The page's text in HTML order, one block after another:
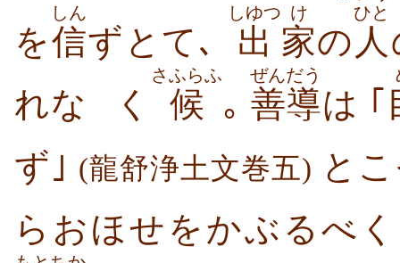
を信
しん
ずとて､ 出
しゆつ
家
け
の 人
ひと
れな
く 候
さふらふ
｡ 善導
ぜんだう
は ｢
ず｣ (龍舒浄土文巻五) と
らおほせをかぶるべく